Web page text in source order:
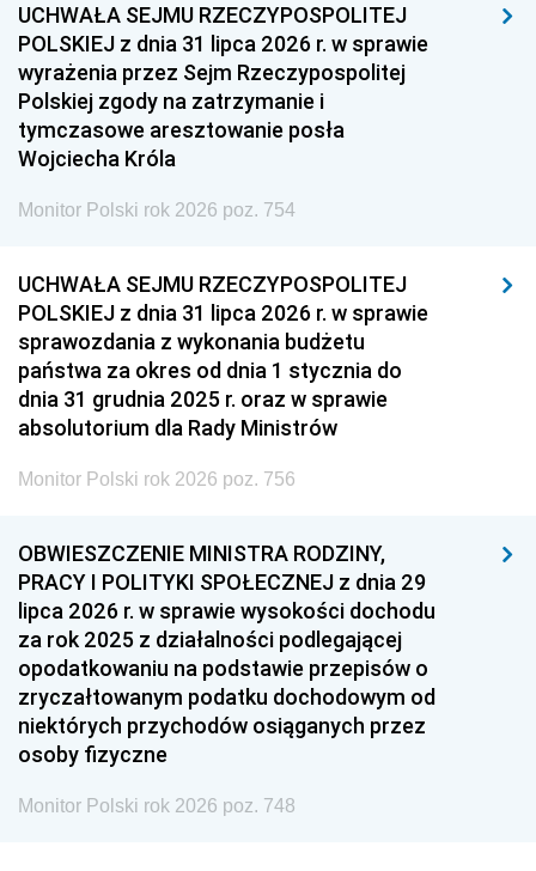
UCHWAŁA SEJMU RZECZYPOSPOLITEJ
POLSKIEJ z dnia 31 lipca 2026 r. w sprawie
wyrażenia przez Sejm Rzeczypospolitej
Polskiej zgody na zatrzymanie i
tymczasowe aresztowanie posła
Wojciecha Króla
Monitor Polski rok 2026 poz. 754
UCHWAŁA SEJMU RZECZYPOSPOLITEJ
POLSKIEJ z dnia 31 lipca 2026 r. w sprawie
sprawozdania z wykonania budżetu
państwa za okres od dnia 1 stycznia do
dnia 31 grudnia 2025 r. oraz w sprawie
absolutorium dla Rady Ministrów
Monitor Polski rok 2026 poz. 756
OBWIESZCZENIE MINISTRA RODZINY,
PRACY I POLITYKI SPOŁECZNEJ z dnia 29
lipca 2026 r. w sprawie wysokości dochodu
za rok 2025 z działalności podlegającej
opodatkowaniu na podstawie przepisów o
zryczałtowanym podatku dochodowym od
niektórych przychodów osiąganych przez
osoby fizyczne
Monitor Polski rok 2026 poz. 748